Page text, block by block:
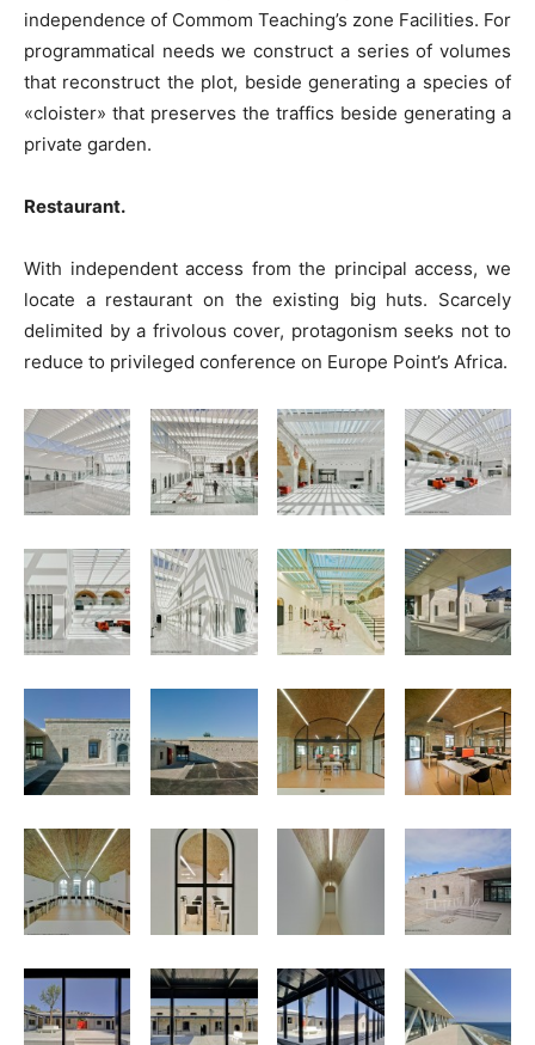
independence of Commom Teaching’s zone Facilities. For
programmatical needs we construct a series of volumes
that reconstruct the plot, beside generating a species of
«cloister» that preserves the traffics beside generating a
private garden.
Restaurant.
With independent access from the principal access, we
locate a restaurant on the existing big huts. Scarcely
delimited by a frivolous cover, protagonism seeks not to
reduce to privileged conference on Europe Point’s Africa.